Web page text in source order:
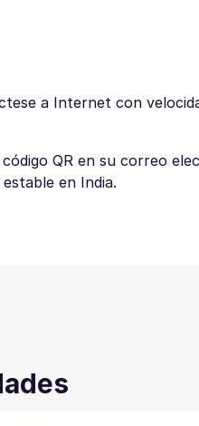
a Internet con
QR en su correo
en India.